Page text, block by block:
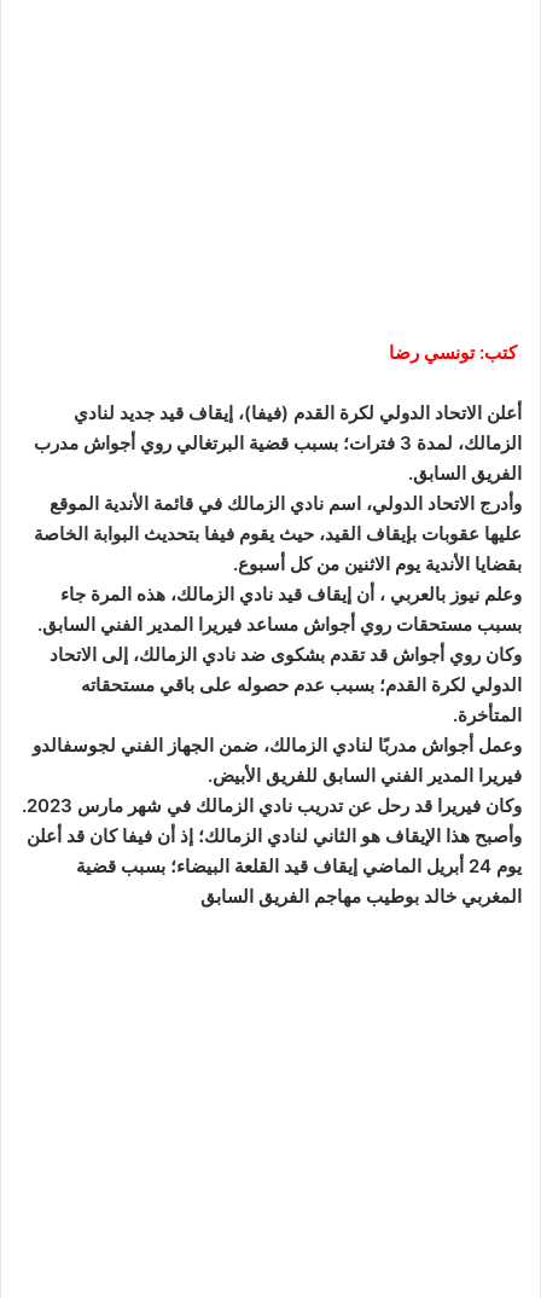
كتب: تونسي رضا
أعلن الاتحاد الدولي لكرة القدم (فيفا)، إيقاف قيد جديد لنادي
الزمالك، لمدة 3 فترات؛ بسبب قضية البرتغالي روي أجواش مدرب
الفريق السابق.
وأدرج الاتحاد الدولي، اسم نادي الزمالك في قائمة الأندية الموقع
عليها عقوبات بإيقاف القيد، حيث يقوم فيفا بتحديث البوابة الخاصة
بقضايا الأندية يوم الاثنين من كل أسبوع.
وعلم نيوز بالعربي ، أن إيقاف قيد نادي الزمالك، هذه المرة جاء
بسبب مستحقات روي أجواش مساعد فيريرا المدير الفني السابق.
وكان روي أجواش قد تقدم بشكوى ضد نادي الزمالك، إلى الاتحاد
الدولي لكرة القدم؛ بسبب عدم حصوله على باقي مستحقاته
المتأخرة.
وعمل أجواش مدربًا لنادي الزمالك، ضمن الجهاز الفني لجوسفالدو
فيريرا المدير الفني السابق للفريق الأبيض.
وكان فيريرا قد رحل عن تدريب نادي الزمالك في شهر مارس 2023.
وأصبح هذا الإيقاف هو الثاني لنادي الزمالك؛ إذ أن فيفا كان قد أعلن
يوم 24 أبريل الماضي إيقاف قيد القلعة البيضاء؛ بسبب قضية
المغربي خالد بوطيب مهاجم الفريق السابق